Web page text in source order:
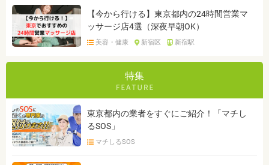
【今から行ける】東京都内の24時間営業マ
ッサージ店4選（深夜早朝OK）
美容・健康 新宿区 新宿駅
特集
東京都内の業者をすぐにご紹介！「マチし
るSOS」
マチしるSOS